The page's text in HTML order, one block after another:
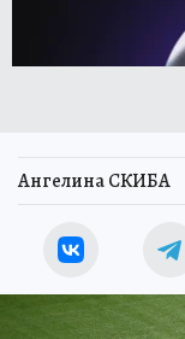
Ангелина СКИБА